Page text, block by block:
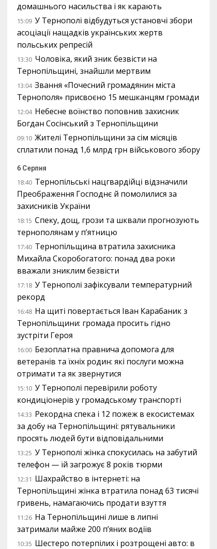
домашнього насильства і як карають
15:09 У Тернополі відбудуться установчі збори
асоціації нащадків українських жертв
польських репресій
13:30 Чоловіка, який зник безвісти на
Тернопільщині, знайшли мертвим
13:04 Звання «Почесний громадянин міста
Тернополя» присвоєно 15 мешканцям громади
12:04 Небесне воїнство поповнив захисник
Богдан Сосінський з Тернопільщини
09:10 Жителі Тернопільщини за сім місяців
сплатили понад 1,6 млрд грн військового збору
6 Серпня
18:40 Тернопільські нацгвардійці відзначили
Преображення Господнє й помолилися за
захисників України
18:15 Спеку, дощ, грози та шквали прогнозують
тернополянам у п’ятницю
17:40 Тернопільщина втратила захисника
Михайла Скоробогатого: понад два роки
вважали зниклим безвісти
17:18 У Тернополі зафіксували температурний
рекорд
16:48 На щиті повертається Іван Карабаник з
Тернопільщини: громада просить гідно
зустріти Героя
16:00 Безоплатна правнича допомога для
ветеранів та їхніх родин: які послуги можна
отримати та як звернутися
15:10 У Тернополі перевірили роботу
кондиціонерів у громадському транспорті
14:33 Рекордна спека і 12 пожеж в екосистемах
за добу на Тернопільщині: рятувальники
просять людей бути відповідальними
13:25 У Тернополі жінка спокусилась на забутий
телефон — їй загрожує 8 років тюрми
12:31 Шахрайство в інтернеті: на
Тернопільщині жінка втратила понад 63 тисячі
гривень, намагаючись продати взуття
11:26 На Тернопільщині лише в липні
затримали майже 200 п’яних водіїв
10:35 Шестеро потерпілих і розтрощені авто: в